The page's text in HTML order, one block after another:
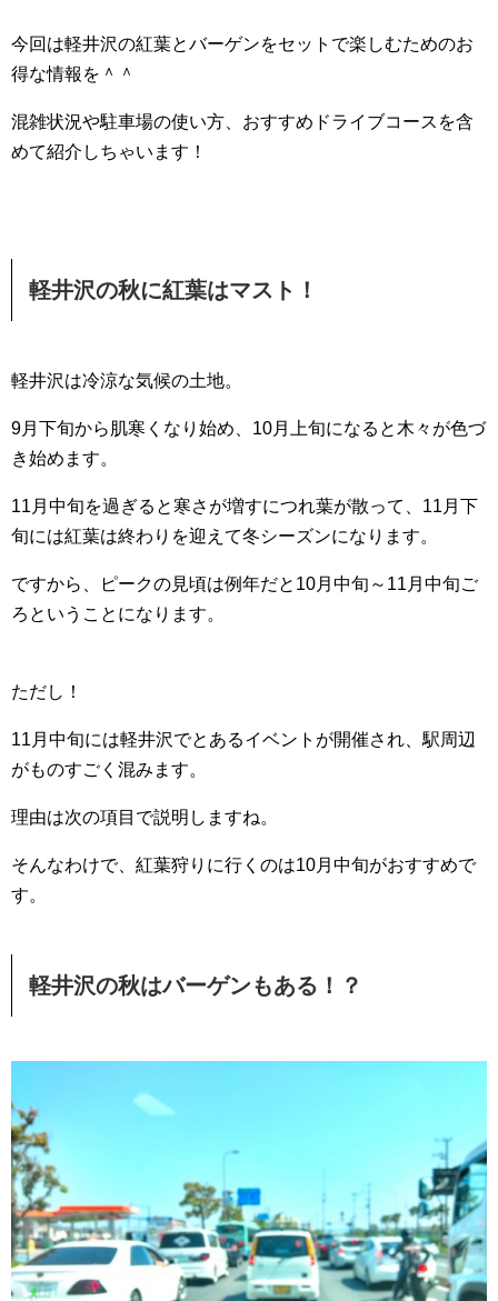
今回は軽井沢の紅葉とバーゲンをセットで楽しむためのお
得な情報を＾＾
混雑状況や駐車場の使い方、おすすめドライブコースを含
めて紹介しちゃいます！
軽井沢の秋に紅葉はマスト！
軽井沢は冷涼な気候の土地。
9月下旬から肌寒くなり始め、10月上旬になると木々が色づ
き始めます。
11月中旬を過ぎると寒さが増すにつれ葉が散って、11月下
旬には紅葉は終わりを迎えて冬シーズンになります。
ですから、ピークの見頃は例年だと10月中旬～11月中旬ご
ろということになります。
ただし！
11月中旬には軽井沢でとあるイベントが開催され、駅周辺
がものすごく混みます。
理由は次の項目で説明しますね。
そんなわけで、紅葉狩りに行くのは10月中旬がおすすめで
す。
軽井沢の秋はバーゲンもある！？